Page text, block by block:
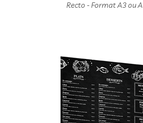
Recto - Format A3 ou